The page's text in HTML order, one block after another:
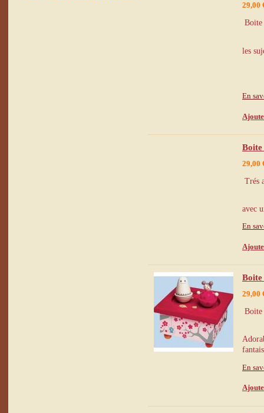
29,00
Boite
les
En
Boite
29,00
Trés
avec
En
Boite
29,00
Boite
En